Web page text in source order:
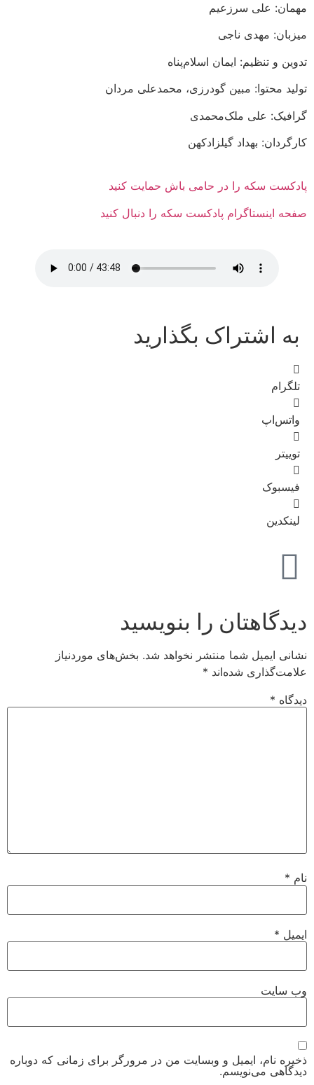
مهمان: علی سرزعیم
میزبان: مهدی ناجی
تدوین و تنظیم: ایمان اسلام‌پناه
تولید محتوا: مبین گودرزی، محمدعلی مردان
گرافیک: علی ملک‌محمدی
کارگردان: بهداد گیلزادکهن
پادکست سکه را در حامی باش حمایت کنید
صفحه اینستاگرام پادکست سکه را دنبال کنید
به اشتراک بگذارید
تلگرام
واتس‌اپ
توییتر
فیسبوک
لینکدین
دیدگاهتان را بنویسید
نشانی ایمیل شما منتشر نخواهد شد. بخش‌های موردنیاز
علامت‌گذاری شده‌اند *
دیدگاه *
نام *
ایمیل *
وب‌ سایت
ذخیره نام، ایمیل و وبسایت من در مرورگر برای زمانی که دوباره
دیدگاهی می‌نویسم.